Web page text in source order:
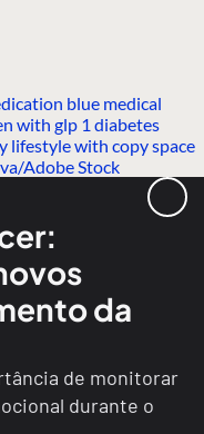
da
de monitorar
durante o